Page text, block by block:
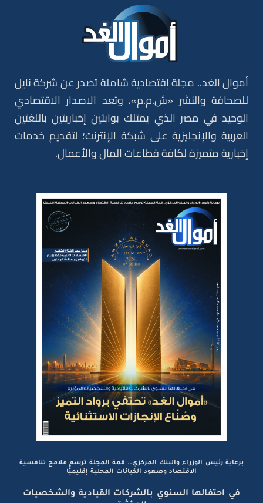
أموال الغد.. مجلة إقتصادية شاملة تصدر عن شركة نايل
للصحافة والنشر «ش.م.م»، وتعد الاصدار الاقتصادي
الوحيد في مصر الذي يمتلك بوابتين إخباريتين باللغتين
العربية والإنجليزية على شبكة الإنترنت؛ لتقديم خدمات
إخبارية متميزة لكافة قطاعات المال والأعمال.
برعاية رئيس الوزراء والبنك المركزي.. قمة المجلة ترسم ملامح تنافسية
الاقتصاد وصعود الكيانات المحلية إقليميًّا
في احتفالها السنوي بالشركات القيادية والشخصيات